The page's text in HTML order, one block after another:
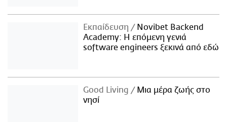
Εκπαίδευση
Novibet Backend
Academy: Η επόμενη γενιά
software engineers ξεκινά από εδώ
Good Living
Μια μέρα ζωής στο
νησί